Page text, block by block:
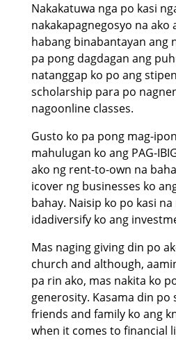
Nakakatuwa nga po kasi
nakakapagnegosyo na ako
habang binabantayan ang
pa pong dagdagan ang
natanggap ko po ang
scholarship para po
nagoonline classes.
Gusto ko pa pong mag-
mahulugan ko ang PAG-
ako ng rent-to-own na
icover ng businesses ko
bahay. Naisip ko po kasi
idadiversify ko ang
Mas naging giving din po
church and although,
pa rin ako, mas nakita ko
generosity. Kasama din po
friends and family ko ang
when it comes to financial